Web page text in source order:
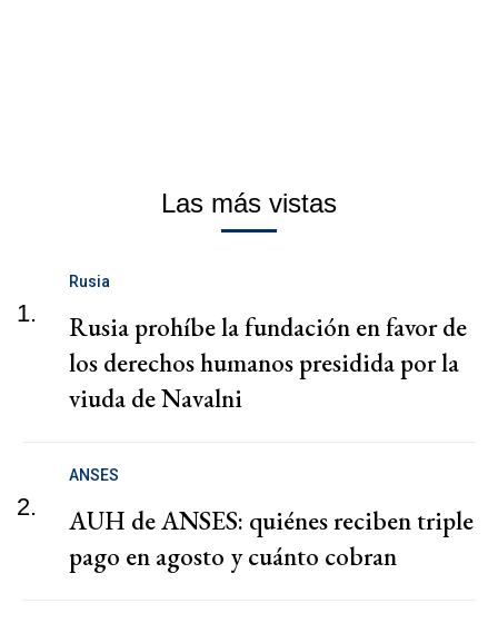
Las más vistas
1.
Rusia
Rusia prohíbe la fundación en favor de
los derechos humanos presidida por la
viuda de Navalni
2.
ANSES
AUH de ANSES: quiénes reciben triple
pago en agosto y cuánto cobran